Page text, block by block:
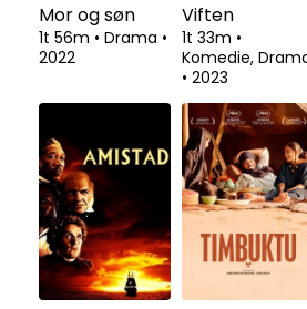
Mor og søn
1t 56m • Drama •
2022
Viften
1t 33m •
Komedie,
• 2023